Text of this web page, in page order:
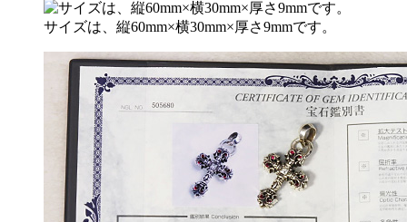
サイズは、縦60mm×横30mm×厚さ9mmです。